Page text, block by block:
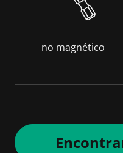
no magnético